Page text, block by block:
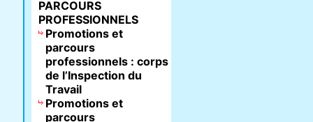
PARCOURS
PROFESSIONNELS
Promotions et
parcours
professionnels : corps
de l’Inspection du
Travail
Promotions et
parcours